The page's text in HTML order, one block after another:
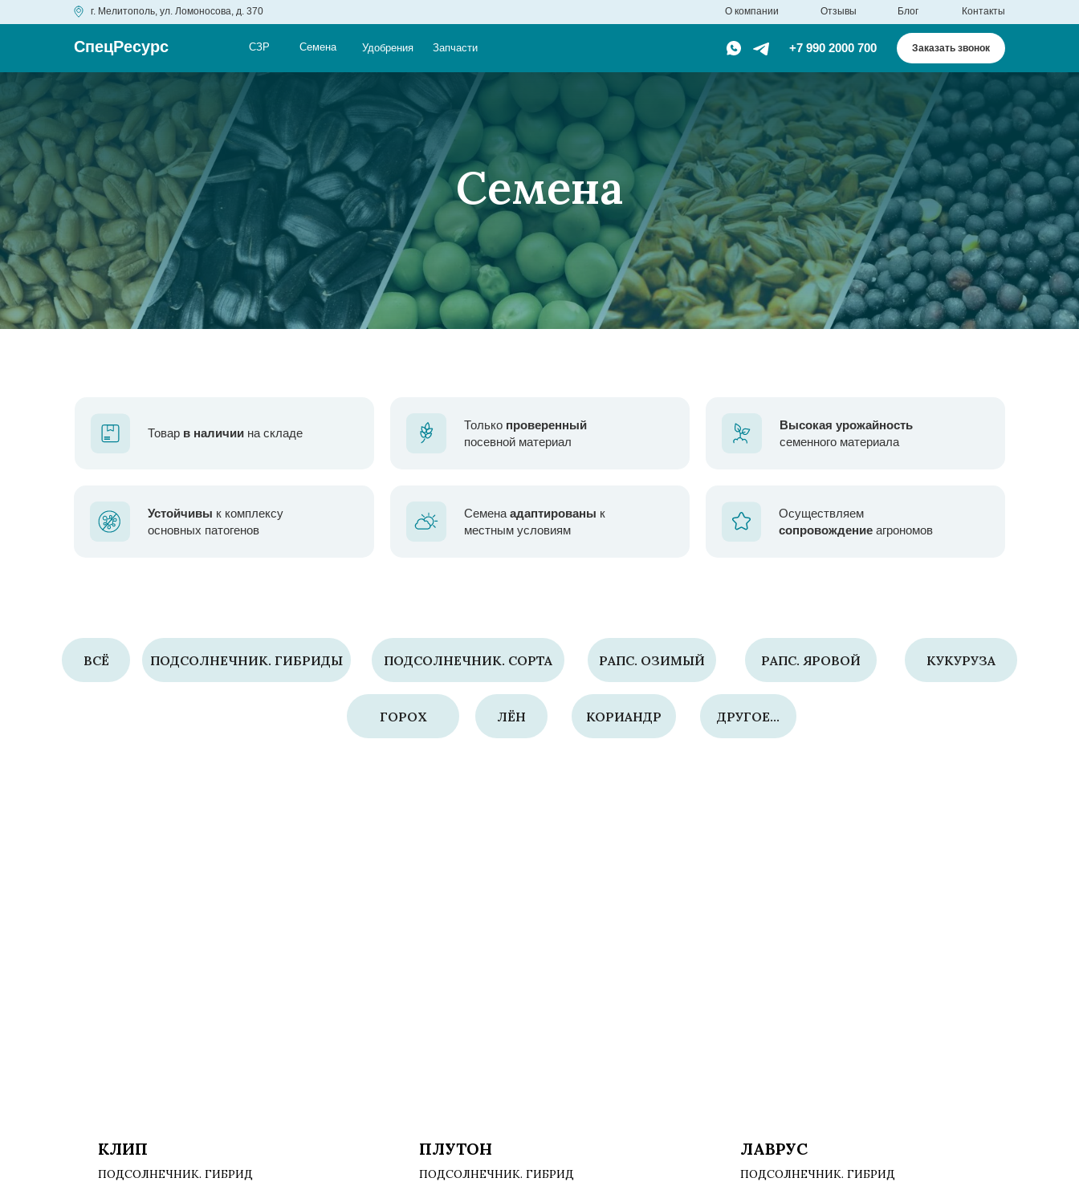
г. Мелитополь, ул. Ломоносова, д. 370 Отзывы Блог Контакты
СпецРесурс СЗР Семена Запчасти
Удобрения Заказать звонок
+7 990 2000 700
О компании
Семена
Товар в наличии на складе
Только проверенный
посевной материал
Семена адаптированы к
местным условиям
Устойчивы к комплексу
основных патогенов
Высокая урожайность
семенного материала
Осуществляем
сопровождение агрономов
ПОДСОЛНЕЧНИК. ГИБРИДЫ
ВСЁ ПОДСОЛНЕЧНИК. СОРТА РАПС. ЯРОВОЙ
РАПС. ОЗИМЫЙ
ДРУГОЕ...
ГОРОХ
КУКУРУЗА
ЛЁН КОРИАНДР
КЛИП
ПОДСОЛНЕЧНИК. ГИБРИД
ПЛУТОН
ПОДСОЛНЕЧНИК. ГИБРИД
ЛАВРУС
ПОДСОЛНЕЧНИК. ГИБРИД